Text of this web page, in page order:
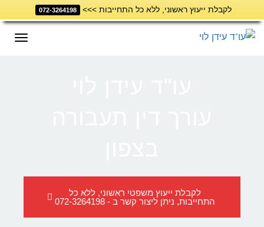
לקבלת ייעוץ ראשוני, ללא כל התחייבות >>> 072-3264198
לתוכן
לקבלת ייעוץ משפטי ראשוני, ללא כל
התחייבות, ניתן ליצור קשר ב - 072-3264198